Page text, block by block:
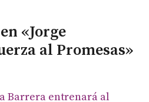
«Jorge
al Promesas»
Barrera entrenará al